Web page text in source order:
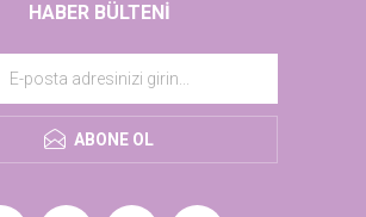
HABER BÜLTENI
ABONE OL